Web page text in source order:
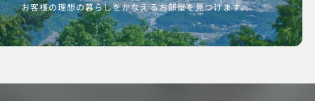
お客様の理想の暮らしをかなえるお部屋を見つけます。